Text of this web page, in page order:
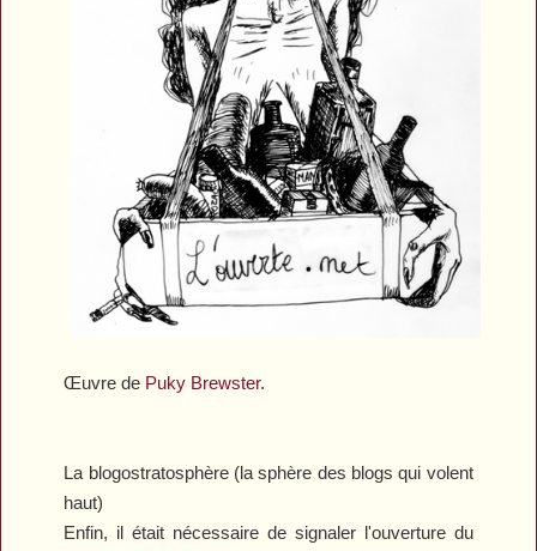
Œuvre de Puky Brewster.
La blogostratosphère (la sphère des blogs qui volent
haut)
Enfin, il était nécessaire de signaler l'ouverture du